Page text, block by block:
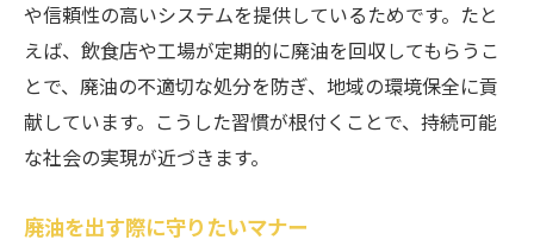
や信頼性の高いシステムを提供しているためです。たと
えば、飲食店や工場が定期的に廃油を回収してもらうこ
とで、廃油の不適切な処分を防ぎ、地域の環境保全に貢
献しています。こうした習慣が根付くことで、持続可能
な社会の実現が近づきます。
廃油を出す際に守りたいマナー